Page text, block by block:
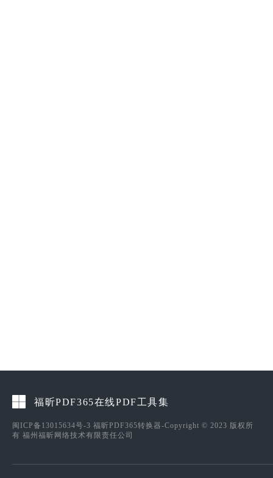
福昕PDF365在线PDF工具集
闽ICP备13015634号-3 福昕PDF365转换器-Copyright © 2023 版权所
有 福州福昕网络技术有限责任公司